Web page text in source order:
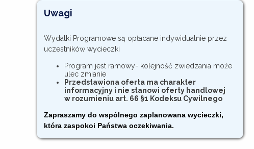
Uwagi
Wydatki Programowe są opłacane indywidualnie przez
uczestników wycieczki
Program jest ramowy- kolejność zwiedzania może
ulec zmianie
Przedstawiona oferta ma charakter
informacyjny i nie stanowi oferty handlowej
w rozumieniu art. 66 §1 Kodeksu Cywilnego
Zapraszamy do wspólnego zaplanowana wycieczki,
która zaspokoi Państwa oczekiwania.